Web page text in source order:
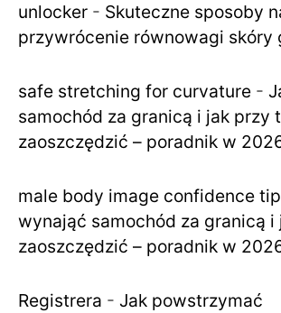
unlocker - Skuteczne sposoby
przywrócenie równowagi skóry
safe stretching for curvature -
samochód za granicą i jak przy
zaoszczędzić – poradnik w
male body image confidence
wynająć samochód za granicą i
zaoszczędzić – poradnik w
Registrera - Jak powstrzymać